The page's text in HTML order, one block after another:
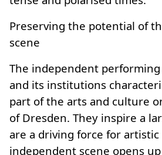
Preserving the potential of
scene
The independent
and its institutions
part of the arts and culture
of Dresden. They inspire a
are a driving force for
independent scene opens